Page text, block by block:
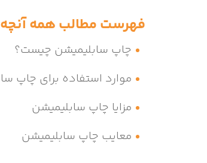
فهرست مطالب همه آنچه
چاپ سابلیمیشن چیست؟
موارد استفاده برای چاپ
مزایا چاپ سابلیمیشن
معایب چاپ سابلیمیشن